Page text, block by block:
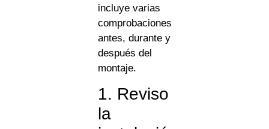
incluye varias
comprobaciones
antes, durante y
después del
montaje.
1. Reviso
la